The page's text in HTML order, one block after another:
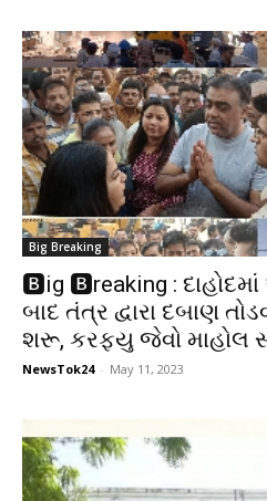
Big Breaking
🅱️ig 🅱️reaking :
બાદ તંત્ર દ્વારા દબાણ
શરૂ, કરફ્યુ જેવો માહોલ
NewsTok24 - May 11, 2023